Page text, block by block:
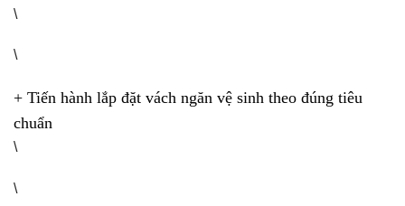
\
\
+ Tiến hành lắp đặt vách ngăn vệ sinh theo đúng tiêu
chuẩn
\
\